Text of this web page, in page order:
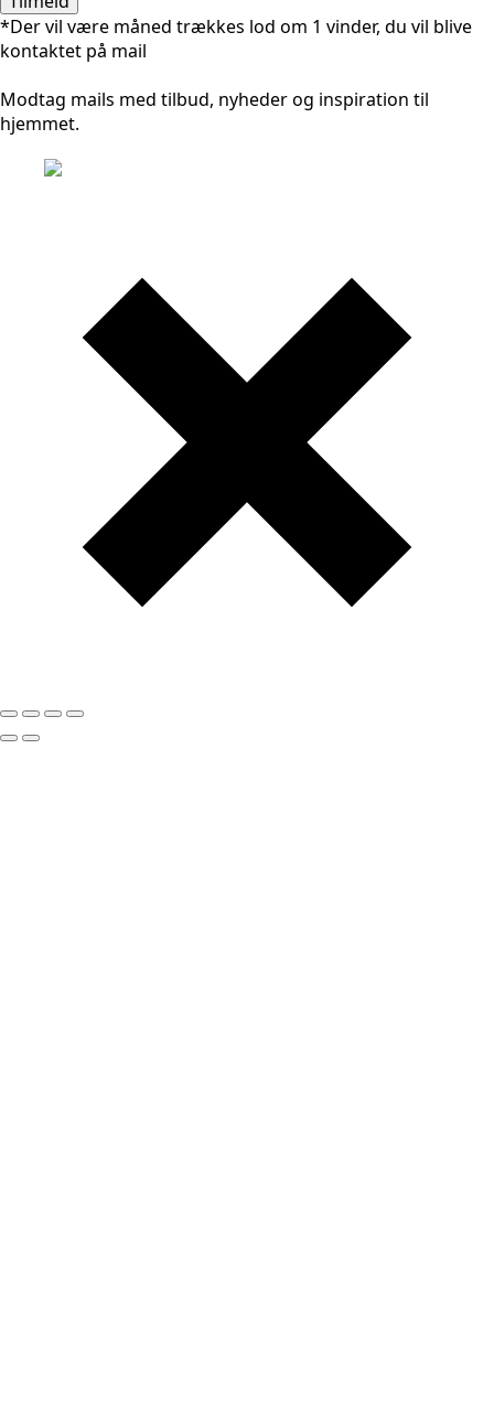
*Der vil være måned trækkes lod om 1 vinder, du vil blive
kontaktet på mail
Modtag mails med tilbud, nyheder og inspiration til
hjemmet.